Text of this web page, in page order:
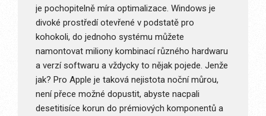
je pochopitelně míra optimalizace. Windows je
divoké prostředí otevřené v podstatě pro
kohokoli, do jednoho systému můžete
namontovat miliony kombinací různého hardwaru
a verzí softwaru a vždycky to nějak pojede. Jenže
jak? Pro Apple je taková nejistota noční můrou,
není přece možné dopustit, abyste nacpali
desetitisíce korun do prémiových komponentů a